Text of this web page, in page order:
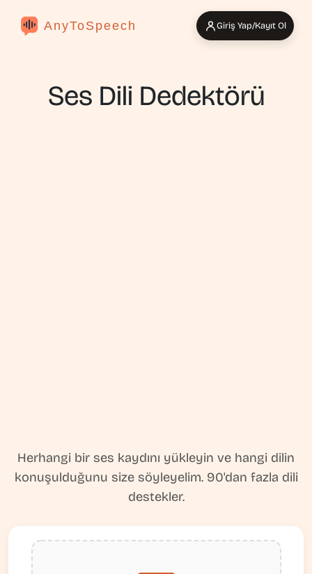
AnyToSpeech Giriş Yap/Kayıt Ol
Ses Dili Dedektörü
Herhangi bir ses kaydını yükleyin ve hangi dilin
konuşulduğunu size söyleyelim. 90'dan fazla dili
destekler.